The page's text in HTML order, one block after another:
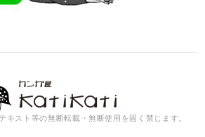
キスト等の無断転載・無断使用を固く禁じます。